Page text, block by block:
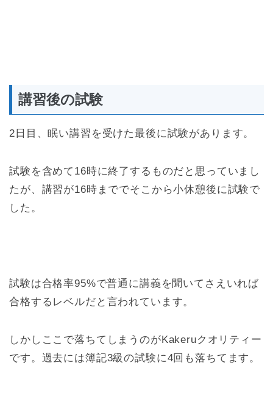
講習後の試験
2日目、眠い講習を受けた最後に試験があります。
試験を含めて16時に終了するものだと思っていまし
たが、講習が16時まででそこから小休憩後に試験で
した。
試験は合格率95%で普通に講義を聞いてさえいれば
合格するレベルだと言われています。
しかしここで落ちてしまうのがKakeruクオリティー
です。過去には簿記3級の試験に4回も落ちてます。